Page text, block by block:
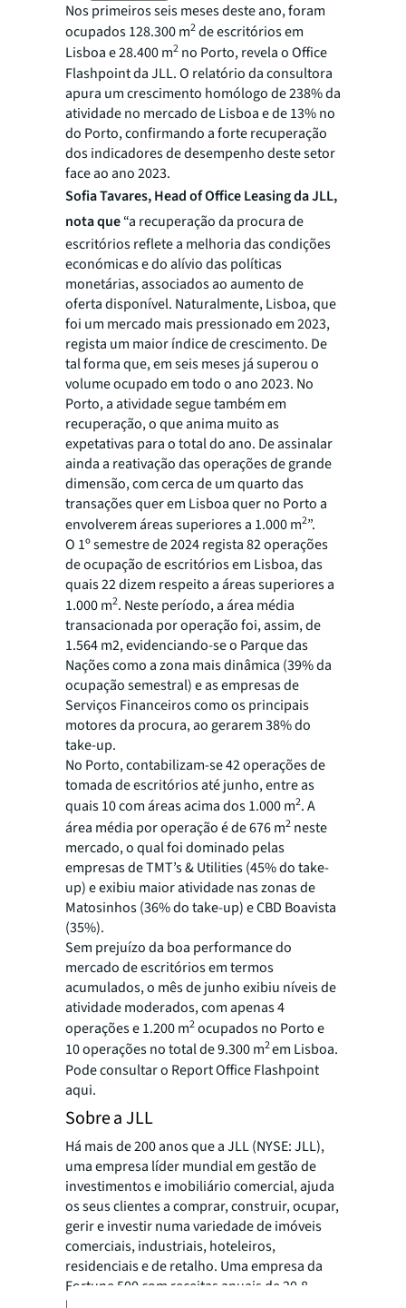
Nos primeiros seis meses deste ano, foram
ocupados 128.300 m2de escritórios em
Lisboa e 28.400 m2 no Porto, revela o Office
Flashpoint da JLL. O relatório da consultora
apura um crescimento homólogo de 238% da
atividade no mercado de Lisboa e de 13% no
do Porto, confirmando a forte recuperação
dos indicadores de desempenho deste setor
face ao ano 2023.
Sofia Tavares, Head of Office Leasing da JLL,
nota que“a recuperação da procura de
escritórios reflete a melhoria das condições
económicas e do alívio das políticas
monetárias, associados ao aumento de
oferta disponível. Naturalmente, Lisboa, que
foi um mercado mais pressionado em 2023,
regista um maior índice de crescimento. De
tal forma que, em seis meses já superou o
volume ocupado em todo o ano 2023. No
Porto, a atividade segue também em
recuperação, o que anima muito as
expetativas para o total do ano. De assinalar
ainda a reativação das operações de grande
dimensão, com cerca de um quarto das
transações quer em Lisboa quer no Porto a
envolverem áreas superiores a 1.000 m2”.
O 1º semestre de 2024 regista 82 operações
de ocupação de escritórios em Lisboa, das
quais 22 dizem respeito a áreas superiores a
1.000 m2. Neste período, a área média
transacionada por operação foi, assim, de
1.564 m2, evidenciando-se o Parque das
Nações como a zona mais dinâmica (39% da
ocupação semestral) e as empresas de
Serviços Financeiros como os principais
motores da procura, ao gerarem 38% do
take-up.
No Porto, contabilizam-se 42 operações de
tomada de escritórios até junho, entre as
quais 10 com áreas acima dos 1.000 m2. A
área média por operação é de 676 m2 neste
mercado, o qual foi dominado pelas
empresas de TMT’s & Utilities (45% do take-
up) e exibiu maior atividade nas zonas de
Matosinhos (36% do take-up) e CBD Boavista
(35%).
Sem prejuízo da boa performance do
mercado de escritórios em termos
acumulados, o mês de junho exibiu níveis de
atividade moderados, com apenas 4
operações e 1.200 m2ocupados no Porto e
10 operações no total de 9.300 m2em Lisboa.
Pode consultar o Report Office Flashpoint
aqui.
Sobre a JLL
Há mais de 200 anos que a JLL (NYSE: JLL),
uma empresa líder mundial em gestão de
investimentos e imobiliário comercial, ajuda
os seus clientes a comprar, construir, ocupar,
gerir e investir numa variedade de imóveis
comerciais, industriais, hoteleiros,
residenciais e de retalho. Uma empresa da
Fortune 500 com receitas anuais de 20,8